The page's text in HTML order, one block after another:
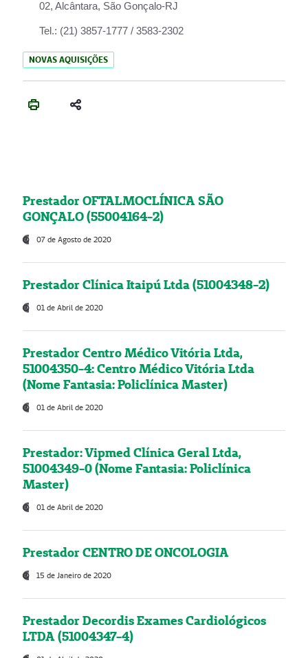
02, Alcântara, São Gonçalo-RJ
Tel.: (21) 3857-1777 / 3583-2302
NOVAS AQUISIÇÕES
Prestador OFTALMOCLÍNICA SÃO
GONÇALO (55004164-2)
07 de Agosto de 2020
Prestador Clínica Itaipú Ltda (51004348-2)
01 de Abril de 2020
Prestador Centro Médico Vitória Ltda,
51004350-4: Centro Médico Vitória Ltda
(Nome Fantasia: Policlínica Master)
01 de Abril de 2020
Prestador: Vipmed Clínica Geral Ltda,
51004349-0 (Nome Fantasia: Policlínica
Master)
01 de Abril de 2020
Prestador CENTRO DE ONCOLOGIA
15 de Janeiro de 2020
Prestador Decordis Exames Cardiológicos
LTDA (51004347-4)